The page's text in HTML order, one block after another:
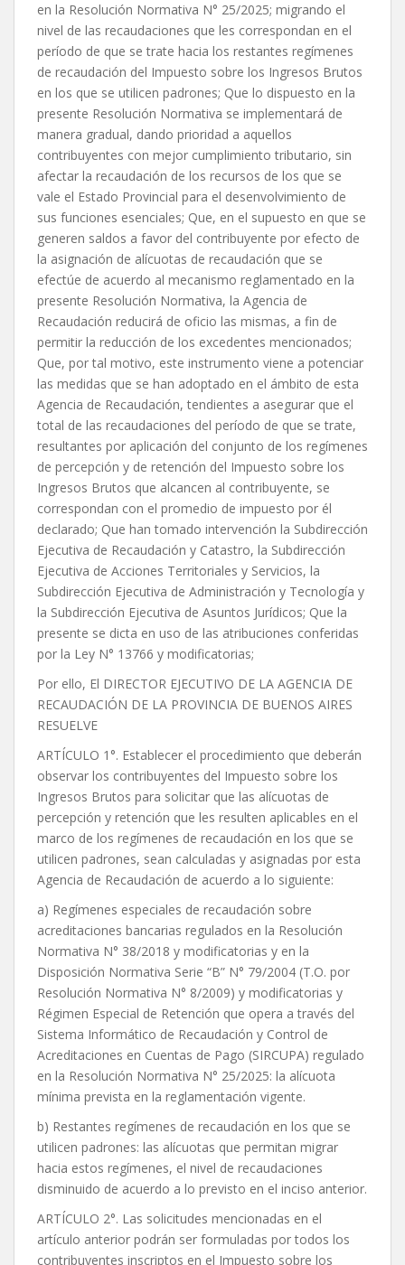
en la Resolución Normativa N° 25/2025; migrando el
nivel de las recaudaciones que les correspondan en el
período de que se trate hacia los restantes regímenes
de recaudación del Impuesto sobre los Ingresos Brutos
en los que se utilicen padrones; Que lo dispuesto en la
presente Resolución Normativa se implementará de
manera gradual, dando prioridad a aquellos
contribuyentes con mejor cumplimiento tributario, sin
afectar la recaudación de los recursos de los que se
vale el Estado Provincial para el desenvolvimiento de
sus funciones esenciales; Que, en el supuesto en que se
generen saldos a favor del contribuyente por efecto de
la asignación de alícuotas de recaudación que se
efectúe de acuerdo al mecanismo reglamentado en la
presente Resolución Normativa, la Agencia de
Recaudación reducirá de oficio las mismas, a fin de
permitir la reducción de los excedentes mencionados;
Que, por tal motivo, este instrumento viene a potenciar
las medidas que se han adoptado en el ámbito de esta
Agencia de Recaudación, tendientes a asegurar que el
total de las recaudaciones del período de que se trate,
resultantes por aplicación del conjunto de los regímenes
de percepción y de retención del Impuesto sobre los
Ingresos Brutos que alcancen al contribuyente, se
correspondan con el promedio de impuesto por él
declarado; Que han tomado intervención la Subdirección
Ejecutiva de Recaudación y Catastro, la Subdirección
Ejecutiva de Acciones Territoriales y Servicios, la
Subdirección Ejecutiva de Administración y Tecnología y
la Subdirección Ejecutiva de Asuntos Jurídicos; Que la
presente se dicta en uso de las atribuciones conferidas
por la Ley N° 13766 y modificatorias;
Por ello, El DIRECTOR EJECUTIVO DE LA AGENCIA DE
RECAUDACIÓN DE LA PROVINCIA DE BUENOS AIRES
RESUELVE
ARTÍCULO 1°. Establecer el procedimiento que deberán
observar los contribuyentes del Impuesto sobre los
Ingresos Brutos para solicitar que las alícuotas de
percepción y retención que les resulten aplicables en el
marco de los regímenes de recaudación en los que se
utilicen padrones, sean calculadas y asignadas por esta
Agencia de Recaudación de acuerdo a lo siguiente:
a) Regímenes especiales de recaudación sobre
acreditaciones bancarias regulados en la Resolución
Normativa N° 38/2018 y modificatorias y en la
Disposición Normativa Serie “B” N° 79/2004 (T.O. por
Resolución Normativa N° 8/2009) y modificatorias y
Régimen Especial de Retención que opera a través del
Sistema Informático de Recaudación y Control de
Acreditaciones en Cuentas de Pago (SIRCUPA) regulado
en la Resolución Normativa N° 25/2025: la alícuota
mínima prevista en la reglamentación vigente.
b) Restantes regímenes de recaudación en los que se
utilicen padrones: las alícuotas que permitan migrar
hacia estos regímenes, el nivel de recaudaciones
disminuido de acuerdo a lo previsto en el inciso anterior.
ARTÍCULO 2°. Las solicitudes mencionadas en el
artículo anterior podrán ser formuladas por todos los
contribuyentes inscriptos en el Impuesto sobre los